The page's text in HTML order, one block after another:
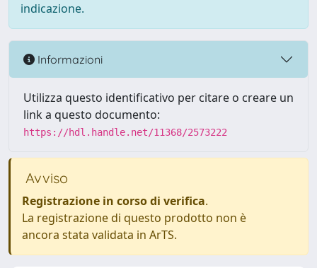
indicazione.
Informazioni
Utilizza questo identificativo per citare o creare un
link a questo documento:
https://hdl.handle.net/11368/2573222
Avviso
Registrazione in corso di verifica.
La registrazione di questo prodotto non è
ancora stata validata in ArTS.